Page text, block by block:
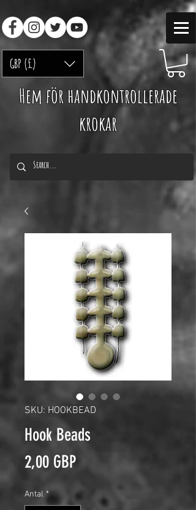
GBP (£)
Hem för handkontrollerade
krokar
SKU: HOOKBEAD
Hook Beads
2,00 GBPPris
Antal *